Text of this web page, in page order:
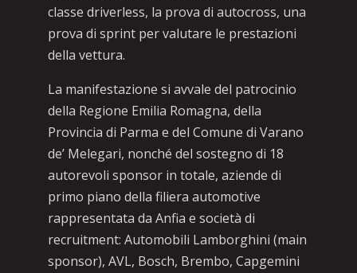
classe driverless, la prova di autocross, una
prova di sprint per valutare le prestazioni
della vettura.
La manifestazione si avvale del patrocinio
della Regione Emilia Romagna, della
Provincia di Parma e del Comune di Varano
de’ Melegari, nonché del sostegno di 18
autorevoli sponsor in totale, aziende di
primo piano della filiera automotive
rappresentata da Anfia e società di
recruitment: Automobili Lamborghini (main
sponsor), AVL, Bosch, Brembo, Capgemini